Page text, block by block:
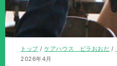
現
在
トップ/ケアハウス ビラおおだ /
2026年4月